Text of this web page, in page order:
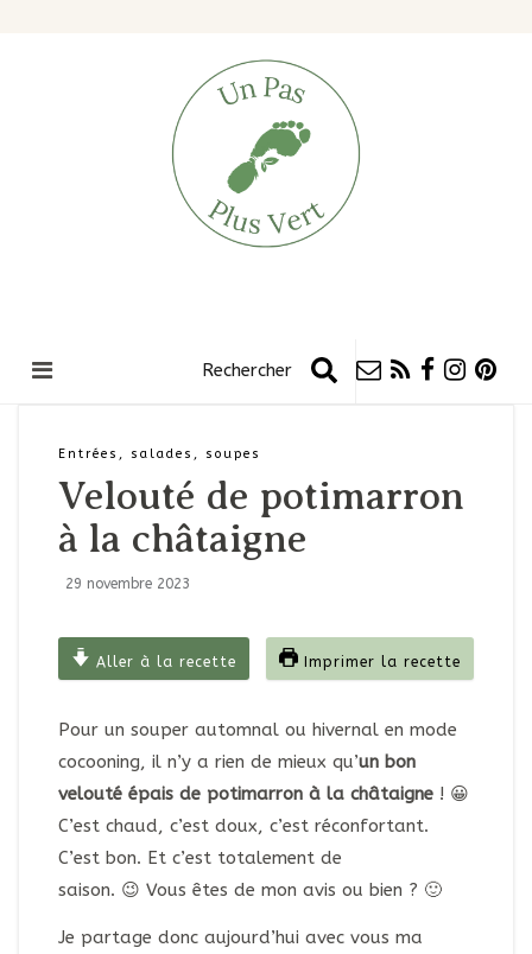
Entrées, salades, soupes
Velouté de potimarron
à la châtaigne
29 novembre 2023
Aller à la recette Imprimer la recette
Pour un souper automnal ou hivernal en mode
cocooning, il n’y a rien de mieux qu’un bon
velouté épais de potimarron à la châtaigne! 😀
C’est chaud, c’est doux, c’est réconfortant.
C’est bon. Et c’est totalement de
saison. 😉 Vous êtes de mon avis ou bien ? 🙂
Je partage donc aujourd’hui avec vous ma